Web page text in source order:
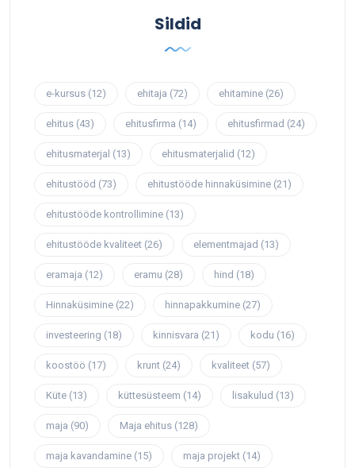
Sildid
e-kursus (12) ehitaja (72) ehitamine (26)
ehitus (43) ehitusfirma (14) ehitusfirmad (24)
ehitusmaterjal (13) ehitusmaterjalid (12)
ehitustööd (73) ehitustööde hinnaküsimine (21)
ehitustööde kontrollimine (13)
ehitustööde kvaliteet (26) elementmajad (13)
eramaja (12) eramu (28) hind (18)
Hinnaküsimine (22) hinnapakkumine (27)
investeering (18) kinnisvara (21) kodu (16)
koostöö (17) krunt (24) kvaliteet (57)
Küte (13) küttesüsteem (14) lisakulud (13)
maja (90) Maja ehitus (128)
maja kavandamine (15) maja projekt (14)